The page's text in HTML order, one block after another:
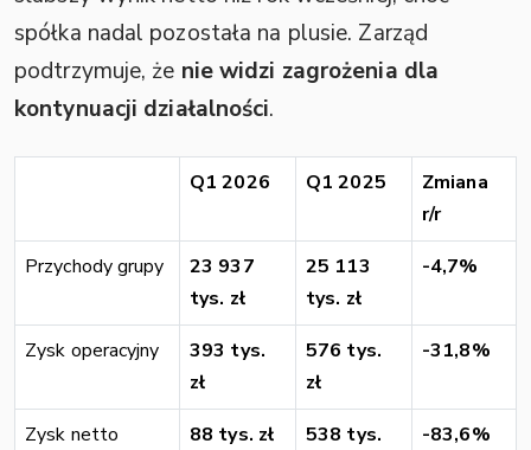
spółka nadal pozostała na plusie. Zarząd
podtrzymuje, że nie widzi zagrożenia dla
kontynuacji działalności.
Q1 2026 Q1 2025
Zmiana
r/r
Przychody grupy
23 937
tys. zł
25 113
tys. zł
-4,7%
Zysk operacyjny
393 tys.
zł
576 tys.
zł
-31,8%
Zysk netto 88 tys. zł
538 tys.
-83,6%